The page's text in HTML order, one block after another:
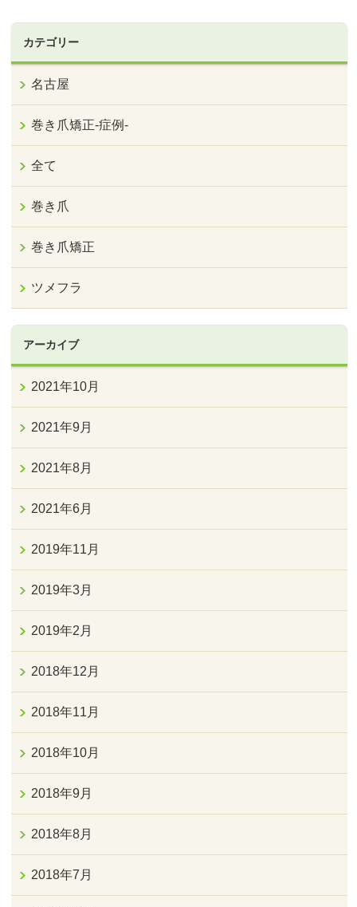
カテゴリー
名古屋
巻き爪矯正‐症例‐
全て
巻き爪
巻き爪矯正
ツメフラ
アーカイブ
2021年10月
2021年9月
2021年8月
2021年6月
2019年11月
2019年3月
2019年2月
2018年12月
2018年11月
2018年10月
2018年9月
2018年8月
2018年7月